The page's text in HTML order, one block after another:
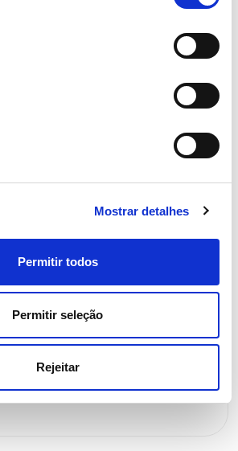
Mostrar detalhes
Permitir todos
Permitir seleção
Rejeitar
volta a distinguir
uma das empresas
do mundo